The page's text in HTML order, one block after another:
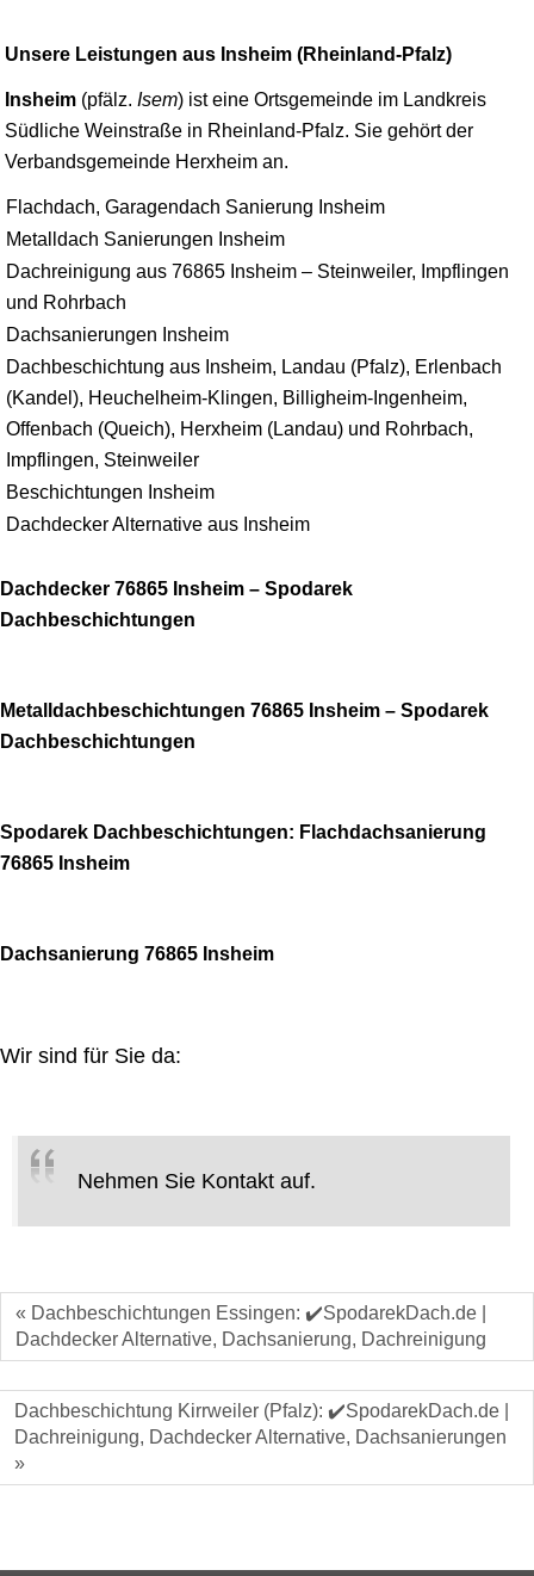
Unsere Leistungen aus Insheim (Rheinland-Pfalz)
Insheim (pfälz. Isem) ist eine Ortsgemeinde im Landkreis
Südliche Weinstraße in Rheinland-Pfalz. Sie gehört der
Verbandsgemeinde Herxheim an.
Flachdach, Garagendach Sanierung Insheim
Metalldach Sanierungen Insheim
Dachreinigung aus 76865 Insheim – Steinweiler, Impflingen
und Rohrbach
Dachsanierungen Insheim
Dachbeschichtung aus Insheim, Landau (Pfalz), Erlenbach
(Kandel), Heuchelheim-Klingen, Billigheim-Ingenheim,
Offenbach (Queich), Herxheim (Landau) und Rohrbach,
Impflingen, Steinweiler
Beschichtungen Insheim
Dachdecker Alternative aus Insheim
Dachdecker 76865 Insheim – Spodarek
Dachbeschichtungen
Metalldachbeschichtungen 76865 Insheim – Spodarek
Dachbeschichtungen
Spodarek Dachbeschichtungen: Flachdachsanierung
76865 Insheim
Dachsanierung 76865 Insheim
Wir sind für Sie da:
Nehmen Sie Kontakt auf.
« Dachbeschichtungen Essingen: ✔️SpodarekDach.de |
Dachdecker Alternative, Dachsanierung, Dachreinigung
Dachbeschichtung Kirrweiler (Pfalz): ✔️SpodarekDach.de |
Dachreinigung, Dachdecker Alternative, Dachsanierungen
»